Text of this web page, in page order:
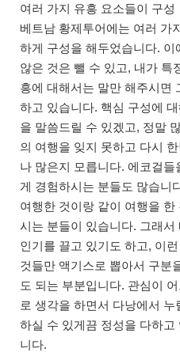
여러 가지 유흥 요소들이 구성
베트남 황제투어에는 여러 가
하게 구성을 해두었습니다.
않은 것은 뺄 수 있고, 내가 특
흥에 대해서는 말만 해주시면
하고 있습니다. 핵심 구성에
을 말씀드릴 수 있겠고, 정말
의 여행을 잊지 못하고 다시
나 많은지 모릅니다. 에코걸
게 경험하시는 분들도 많습니
여행한 것이랑 같이 여행을
시는 분들이 있습니다. 그래
인기를 끌고 있기도 하고, 이
것들만 액기스로 뽑아서 구분
도 되는 부분입니다. 관심이
로 생각을 하면서 다낭에서
하실 수 있게끔 정성을 다하
니다.